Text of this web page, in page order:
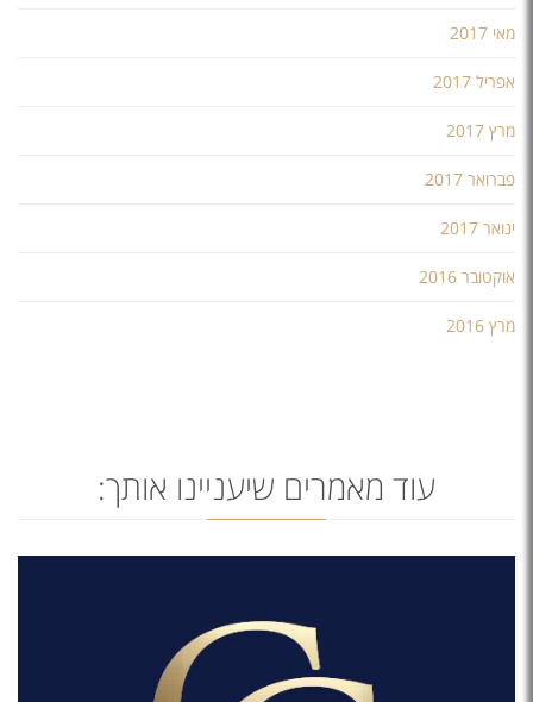
מאי 2017
אפריל 2017
מרץ 2017
פברואר 2017
ינואר 2017
אוקטובר 2016
מרץ 2016
עוד מאמרים שיעניינו אותך: